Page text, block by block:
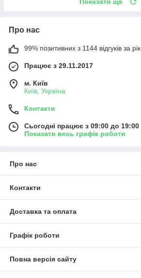
Про нас
99% позитивних з 1144 відгуків за рік
Працює з 29.11.2017
м. Київ
Київ, Україна
Контакти
Сьогодні працює з 09:00 до 19:00
Показати весь графік роботи
Про нас
Контакти
Доставка та оплата
Графік роботи
Повна версія сайту